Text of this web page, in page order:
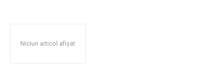
Niciun articol afișat